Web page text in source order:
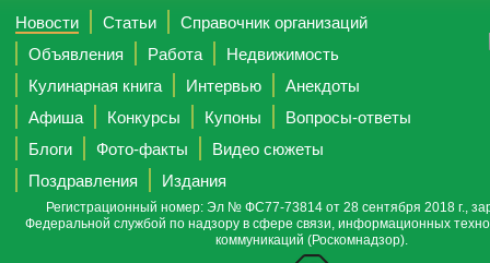
Новости Статьи
Справочник организаций
Объявления
Работа
Недвижимость
Кулинарная книга
Интервью
Анекдоты
Афиша
Конкурсы Купоны
Вопросы-ответы
Блоги
Фото-факты
Видео сюжеты
Поздравления
Издания
Регистрационный номер: Эл № ФС77-73814 от 28 сентября 2018 г.,
Федеральной службой по надзору в сфере связи, информационных
коммуникаций (Роскомнадзор).